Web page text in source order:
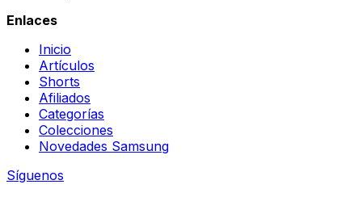
Enlaces
Inicio
Artículos
Shorts
Afiliados
Categorías
Colecciones
Novedades Samsung
Síguenos